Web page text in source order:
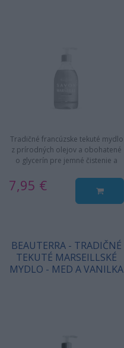
Tradičné francúzske tekuté mydlo
z prírodných olejov a obohatené
o glycerín pre jemné čistenie a
7,95 €
BEAUTERRA - TRADIČNÉ
TEKUTÉ MARSEILLSKÉ
MYDLO - MED A VANILKA